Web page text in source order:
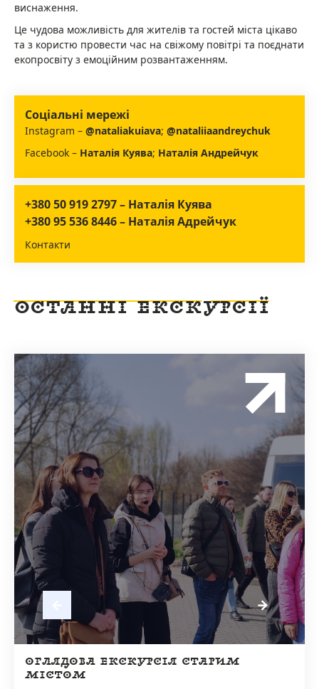
виснаження.
Це чудова можливість для жителів та гостей міста цікаво
та з користю провести час на свіжому повітрі та поєднати
екопросвіту з емоційним розвантаженням.
Соціальні мережі
Instagram – @nataliakuiava; @nataliiaandreychuk
Facebook – Наталія Куява; Наталія Андрейчук
+380 50 919 2797 – Наталія Куява
+380 95 536 8446 – Наталія Адрейчук
Контакти
ОСТАННІ ЕКСКУРСІЇ
ОГЛЯДОВА ЕКСКУРСІЯ СТАРИМ
МІСТОМ